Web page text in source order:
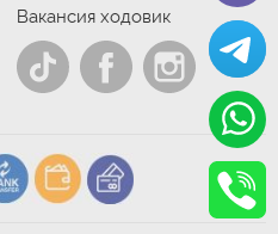
Вакансия ходовик